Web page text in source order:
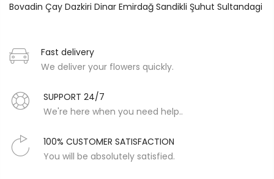
Bovadin Çay Dazkiri Dinar Emirdağ Sandikli Şuhut Sultandagi
Fast delivery
We deliver your flowers quickly.
SUPPORT 24/7
We're here when you need help..
100% CUSTOMER SATISFACTION
You will be absolutely satisfied.